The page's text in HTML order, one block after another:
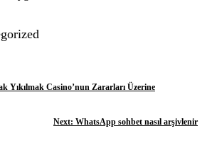
Yıkılmak Casino’nun Zararları Üzerine
Next: WhatsApp sohbet nasıl arşivlenir